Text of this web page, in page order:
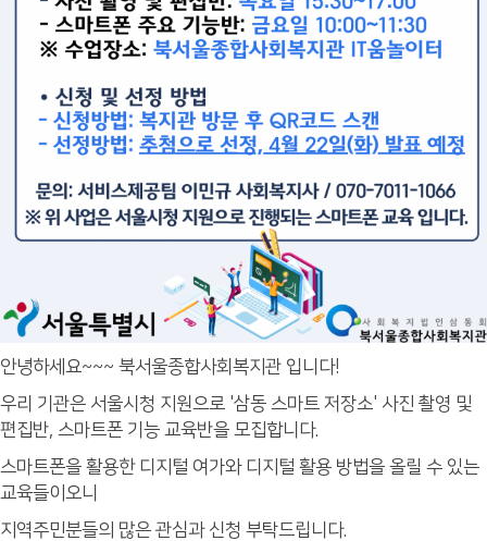
안녕하세요~~~ 북서울종합사회복지관 입니다!
우리 기관은 서울시청 지원으로 '삼동 스마트 저장소' 사진 촬영 및
편집반, 스마트폰 기능 교육반을 모집합니다.
스마트폰을 활용한 디지털 여가와 디지털 활용 방법을 올릴 수 있는
교육들이오니
지역주민분들의 많은 관심과 신청 부탁드립니다.